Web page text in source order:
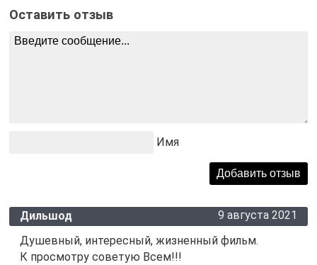
Оставить отзыв
Имя
Дильшод
9 августа 2021
Душевный, интересный, жизненный фильм.
К просмотру советую Всем!!!